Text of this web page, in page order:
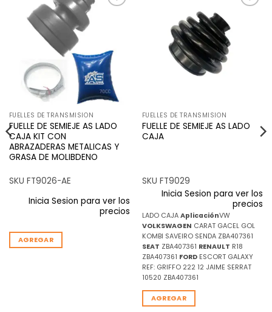
FUELLES DE TRANSMISION
FUELLE DE SEMIEJE AS LADO
CAJA KIT CON
ABRAZADERAS METALICAS Y
GRASA DE MOLIBDENO
SKU FT9026-AE
Inicia Sesion para ver los
precios
AGREGAR
FUELLES DE TRANSMISION
FUELLE DE SEMIEJE AS LADO
CAJA
SKU FT9029
Inicia Sesion para ver los
precios
LADO CAJA AplicaciónVW
VOLKSWAGEN CARAT GACEL GOL
KOMBI SAVEIRO SENDA ZBA407361
SEAT ZBA407361 RENAULT R18
ZBA407361 FORDESCORT GALAXY
REF: GRIFFO 222 12 JAIME SERRAT
10520 ZBA407361
AGREGAR